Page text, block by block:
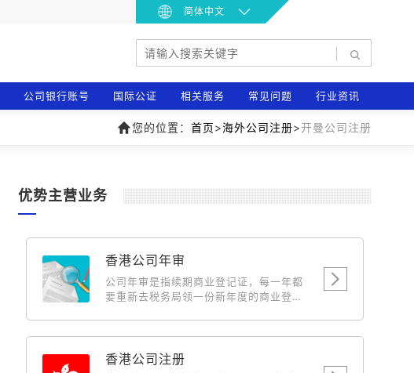
简体中文
公司银行账号 国际公证 相关服务 常见问题 行业资讯
您的位置： 首页>海外公司注册>开曼公司注册
优势主营业务
香港公司年审
公司年审是指续期商业登记证，每一年都
要重新去税务局领一份新年度的商业登记
香港公司注册